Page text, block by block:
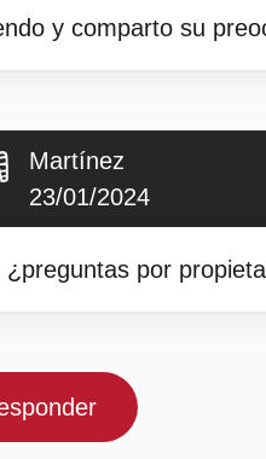
y comparto su
Martínez
23/01/2024
¿preguntas por